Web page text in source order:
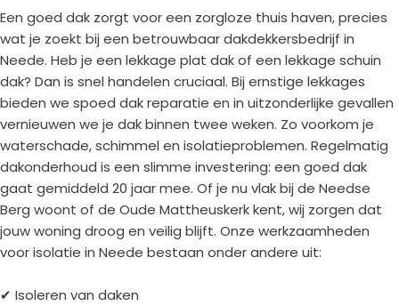
Een goed dak zorgt voor een zorgloze thuis haven, precies
wat je zoekt bij een betrouwbaar dakdekkersbedrijf in
Neede. Heb je een lekkage plat dak of een lekkage schuin
dak? Dan is snel handelen cruciaal. Bij ernstige lekkages
bieden we spoed dak reparatie en in uitzonderlijke gevallen
vernieuwen we je dak binnen twee weken. Zo voorkom je
waterschade, schimmel en isolatieproblemen. Regelmatig
dakonderhoud is een slimme investering: een goed dak
gaat gemiddeld 20 jaar mee. Of je nu vlak bij de Needse
Berg woont of de Oude Mattheuskerk kent, wij zorgen dat
jouw woning droog en veilig blijft. Onze werkzaamheden
voor isolatie in Neede bestaan onder andere uit:
✔ Isoleren van daken